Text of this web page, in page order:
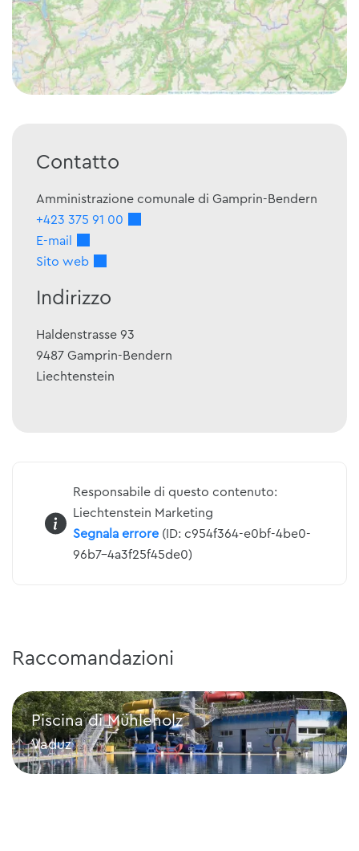
Contatto
Amministrazione comunale di Gamprin-Bendern
+423 375 91 00
E-mail
Sito web
Indirizzo
Haldenstrasse 93
9487 Gamprin-Bendern
Liechtenstein
Responsabile di questo contenuto:
Liechtenstein Marketing
Segnala errore(ID: c954f364-e0bf-4be0-
96b7-4a3f25f45de0)
Raccomandazioni
Piscina di Mühleholz
Vaduz
Piscina di Mühleholz